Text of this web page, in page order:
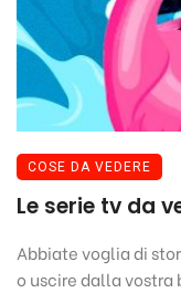
COSE DA VEDERE
Le serie tv da
Abbiate voglia di
o uscire dalla vostra